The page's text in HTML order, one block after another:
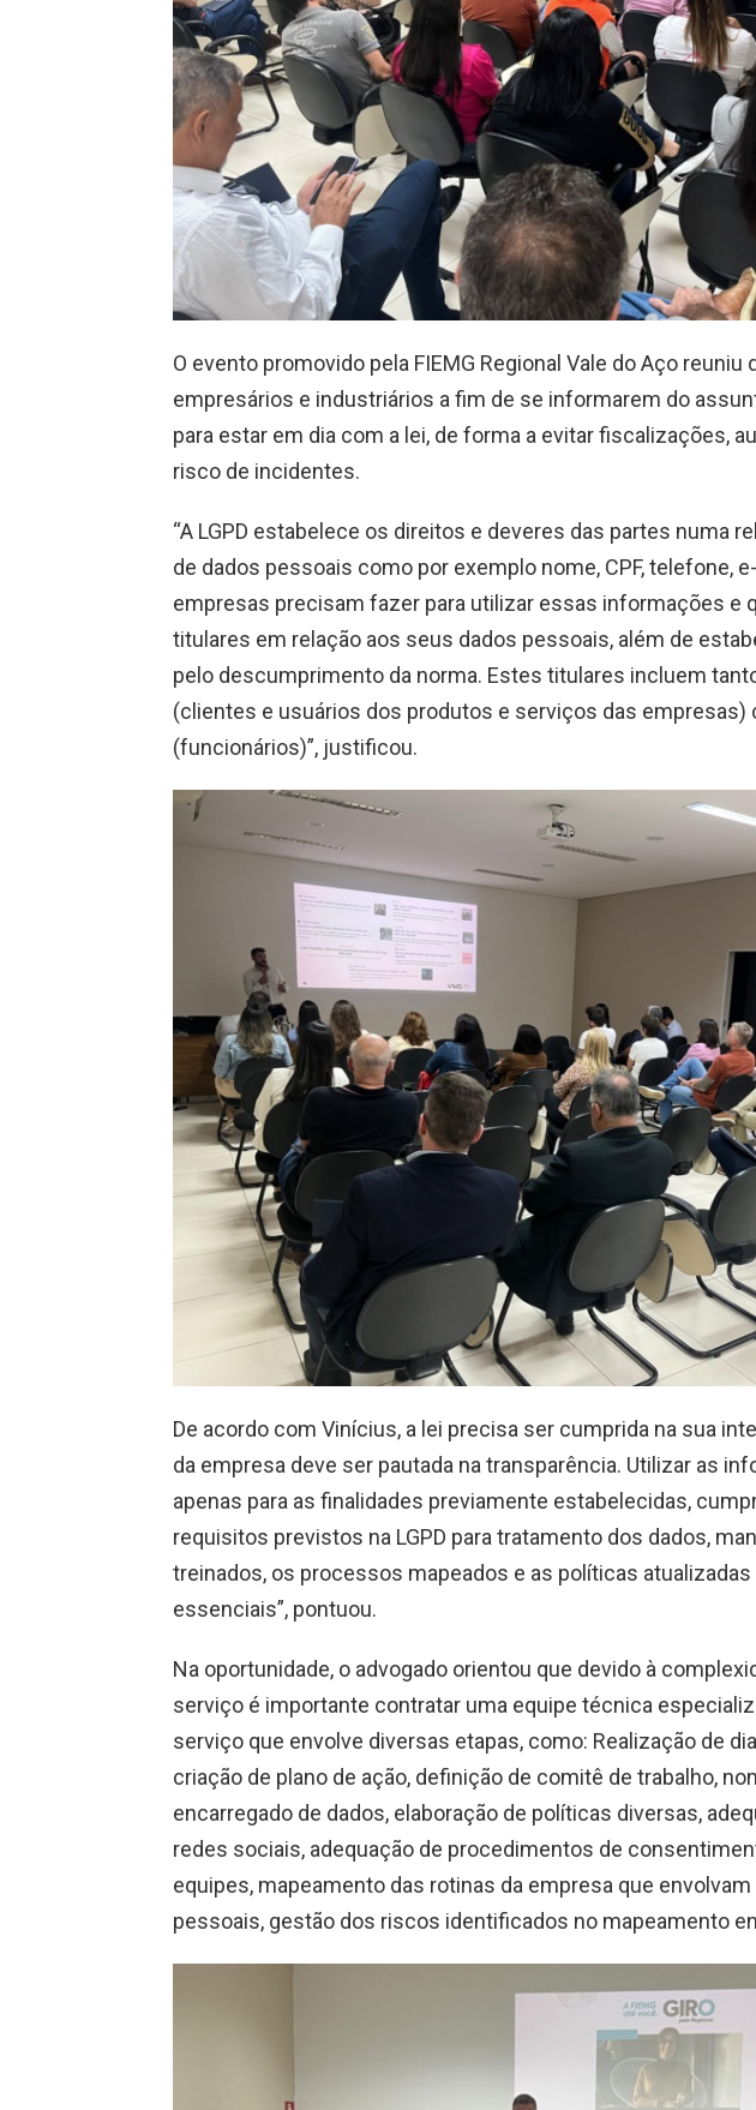
O evento promovido pela FIEMG Regional Vale do Aço reuniu
empresários e industriários a fim de se informarem do
para estar em dia com a lei, de forma a evitar fiscalizações,
risco de incidentes.
“A LGPD estabelece os direitos e deveres das partes numa
de dados pessoais como por exemplo nome, CPF, telefone,
empresas precisam fazer para utilizar essas informações e
titulares em relação aos seus dados pessoais, além de
pelo descumprimento da norma. Estes titulares incluem
(clientes e usuários dos produtos e serviços das empresas)
(funcionários)”, justificou.
De acordo com Vinícius, a lei precisa ser cumprida na sua
da empresa deve ser pautada na transparência. Utilizar as
apenas para as finalidades previamente estabelecidas,
requisitos previstos na LGPD para tratamento dos dados,
treinados, os processos mapeados e as políticas
essenciais”, pontuou.
Na oportunidade, o advogado orientou que devido à
serviço é importante contratar uma equipe técnica
serviço que envolve diversas etapas, como: Realização de
criação de plano de ação, definição de comitê de trabalho,
encarregado de dados, elaboração de políticas diversas,
redes sociais, adequação de procedimentos de
equipes, mapeamento das rotinas da empresa que
pessoais, gestão dos riscos identificados no mapeamento